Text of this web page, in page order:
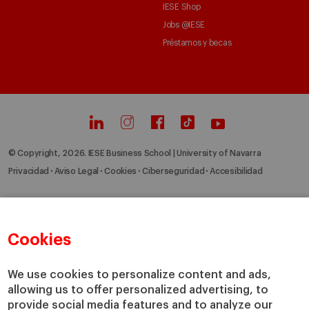
Cookies
We use cookies to personalize content and ads,
allowing us to offer personalized advertising, to
provide social media features and to analyze our
IESE Shop
Jobs @IESE
Préstamos y becas
© Copyright, 2026. IESE Business School | University of Navarra
Privacidad Aviso Legal Cookies Ciberseguridad Accesibilidad